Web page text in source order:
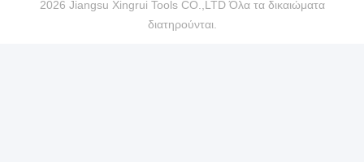
2026 Jiangsu Xingrui Tools CO.,LTD Όλα τα δικαιώματα
διατηρούνται.